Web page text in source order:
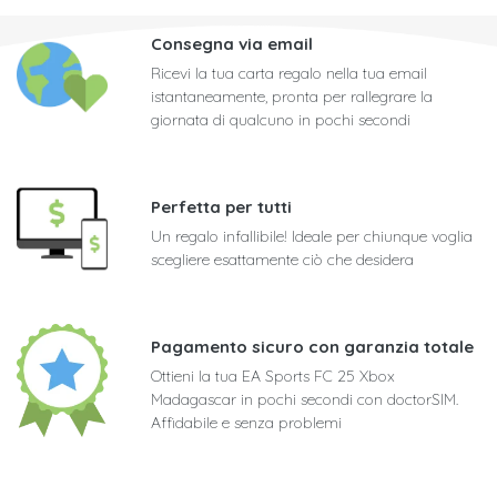
Consegna via email
Ricevi la tua carta regalo nella tua email
istantaneamente, pronta per rallegrare la
giornata di qualcuno in pochi secondi
Perfetta per tutti
Un regalo infallibile! Ideale per chiunque voglia
scegliere esattamente ciò che desidera
Pagamento sicuro con garanzia totale
Ottieni la tua EA Sports FC 25 Xbox
Madagascar in pochi secondi con doctorSIM.
Affidabile e senza problemi